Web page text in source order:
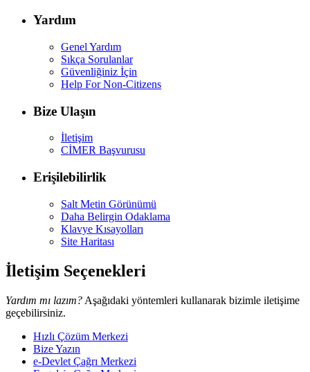
Yardım
Genel Yardım
Sıkça Sorulanlar
Güvenliğiniz İçin
Help For Non-Citizens
Bize Ulaşın
İletişim
CİMER Başvurusu
Erişilebilirlik
Salt Metin Görünümü
Daha Belirgin Odaklama
Klavye Kısayolları
Site Haritası
İletişim Seçenekleri
Yardım mı lazım? Aşağıdaki yöntemleri kullanarak bizimle iletişime
geçebilirsiniz.
Hızlı Çözüm Merkezi
Bize Yazın
e-Devlet Çağrı Merkezi